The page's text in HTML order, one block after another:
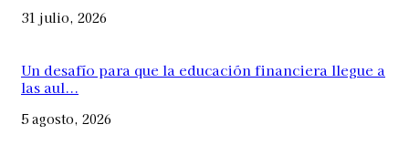
31 julio, 2026
Un desafío para que la educación financiera llegue a
las aul...
5 agosto, 2026